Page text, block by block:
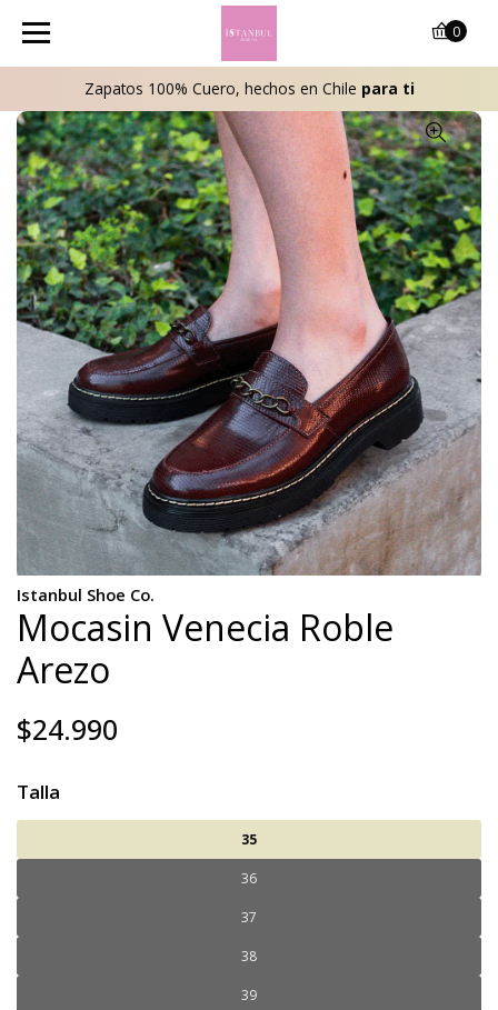
Zapatos 100% Cuero, hechos en Chile para ti
0
Istanbul Shoe Co.
Mocasin Venecia Roble
Arezo
$24.990
Talla
35
36
37
38
39